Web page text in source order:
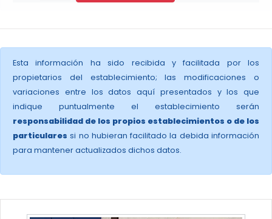
Esta información ha sido recibida y facilitada por los
propietarios del establecimiento; las modificaciones o
variaciones entre los datos aquí presentados y los que
indique puntualmente el establecimiento serán
responsabilidad de los propios establecimientos o de los
particulares si no hubieran facilitado la debida información
para mantener actualizados dichos datos.